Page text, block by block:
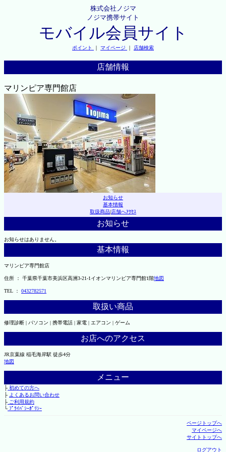
株式会社ノジマ
ノジマ携帯サイト
モバイル会員サイト
ポイント ｜ マイページ ｜ 店舗検索
店舗情報
マリンピア専門館店
お知らせ
基本情報
取扱商品|店舗へｱｸｾｽ
お知らせ
お知らせはありません。
基本情報
マリンピア専門館店
住所 ： 千葉県千葉市美浜区高洲3-21-1イオンマリンピア専門館1階地図
TEL ： 0432782571
取扱い商品
修理診断 | パソコン | 携帯電話 | 家電 | エアコン | ゲーム
お店へのアクセス
JR京葉線 稲毛海岸駅 徒歩4分
地図
メニュー
├初めての方へ
├ よくあるお問い合わせ
├ご利用規約
└ﾌﾟﾗｲﾊﾞｼｰﾎﾟﾘｼｰ
ページトップへ
マイページへ
サイトトップへ
ログアウト